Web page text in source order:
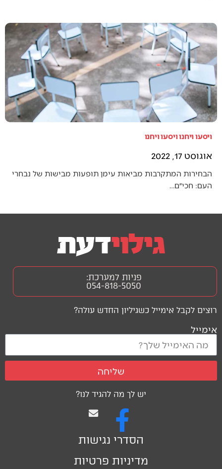
ויסעו ויחנו ויסעו ויחנו
אוגוסט 17, 2022
הבחירות המתקרבות מביאות עימן תופעות מבישות של נבחרי
העם: חכי״ם…
יש לך מה להגיד לנו?
הסדרי נגישות
מדיניות פרטיות
רוצים לקבל אימייל כשגיליון החדש עולה?
אימייל
שליחה
פניות למערכת:
054-818-5050